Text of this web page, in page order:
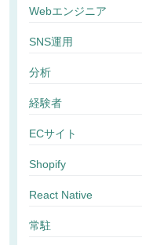
Webエンジニア
SNS運用
分析
経験者
ECサイト
Shopify
React Native
常駐